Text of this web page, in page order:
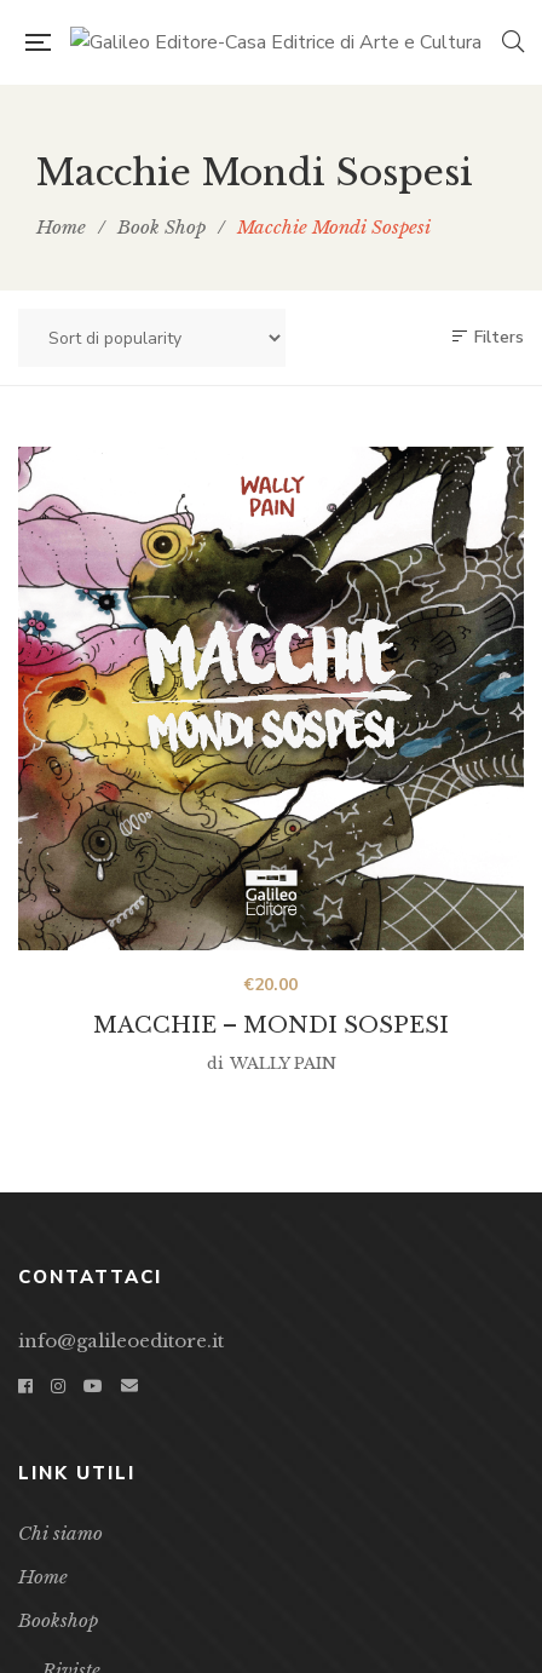
Macchie Mondi Sospesi
Home / Book Shop / Macchie Mondi Sospesi
Filters
MACCHIE – MONDI SOSPESI
€20.00
di WALLY PAIN
CONTATTACI
info@galileoeditore.it
LINK UTILI
Chi siamo
Home
Bookshop